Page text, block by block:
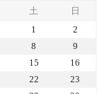
土
日
1
2
8
9
15
16
22
23